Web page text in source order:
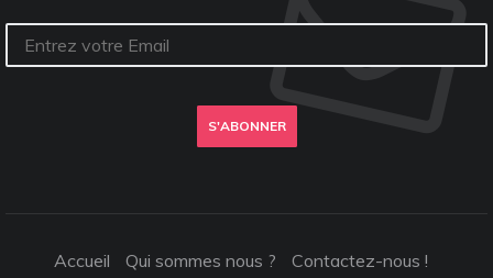
S'ABONNER
Accueil Qui sommes nous ? Contactez-nous !